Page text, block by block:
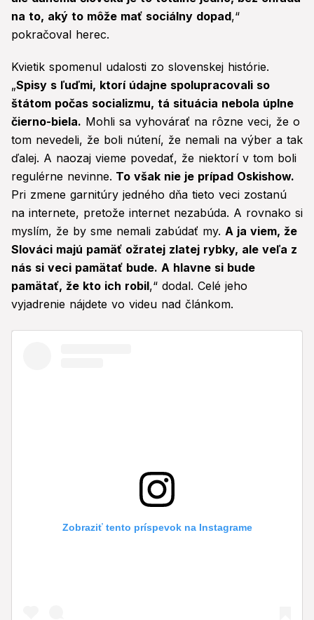
na to, aký to môže mať sociálny dopad,“
pokračoval herec.
Kvietik spomenul udalosti zo slovenskej histórie.
„Spisy s ľuďmi, ktorí údajne spolupracovali so
štátom počas socializmu, tá situácia nebola úplne
čierno-biela. Mohli sa vyhovárať na rôzne veci, že o
tom nevedeli, že boli nútení, že nemali na výber a tak
ďalej. A naozaj vieme povedať, že niektorí v tom boli
regulérne nevinne. To však nie je prípad Oskishow.
Pri zmene garnitúry jedného dňa tieto veci zostanú
na internete, pretože internet nezabúda. A rovnako si
myslím, že by sme nemali zabúdať my. A ja viem, že
Slováci majú pamäť ožratej zlatej rybky, ale veľa z
nás si veci pamätať bude. A hlavne si bude
pamätať, že kto ich robil,“ dodal. Celé jeho
vyjadrenie nájdete vo videu nad článkom.